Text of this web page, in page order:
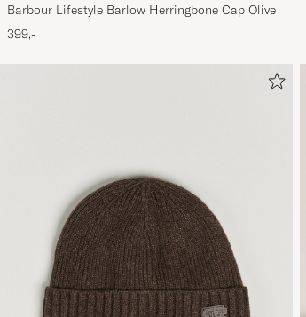
Barbour Lifestyle Barlow Herringbone Cap Olive
399,-